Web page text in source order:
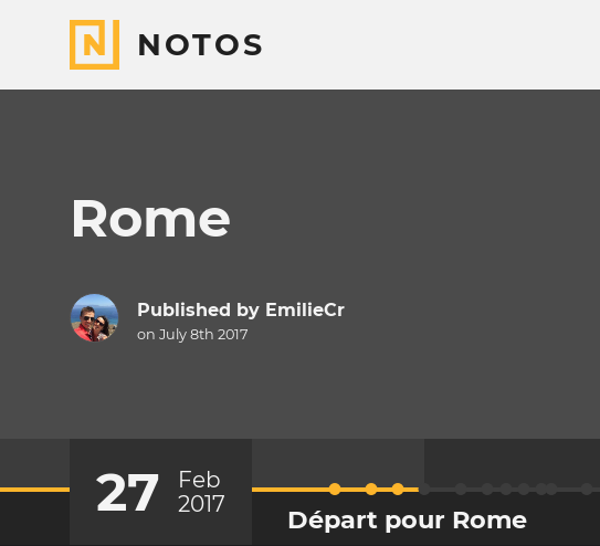
NOTOS
Rome
Published by EmilieCr
on July 8th 2017
27
Feb
2017
Départ pour Rome